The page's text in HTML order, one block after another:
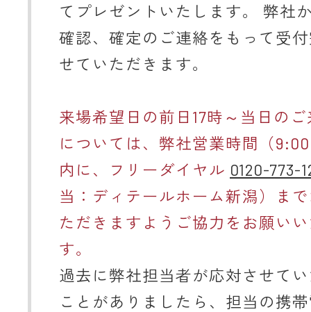
てプレゼントいたします。 弊社
確認、確定のご連絡をもって受
せていただきます。
来場希望日の前日17時～当日の
については、弊社営業時間（
内に、フリーダイヤル 0120-773-
当：ディテールホーム新潟）ま
ただきますようご協力をお願い
す。
過去に弊社担当者が応対させて
ことがありましたら、担当の携